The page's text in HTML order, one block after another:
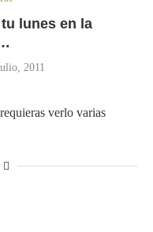
lunes en la
2011
verlo varias